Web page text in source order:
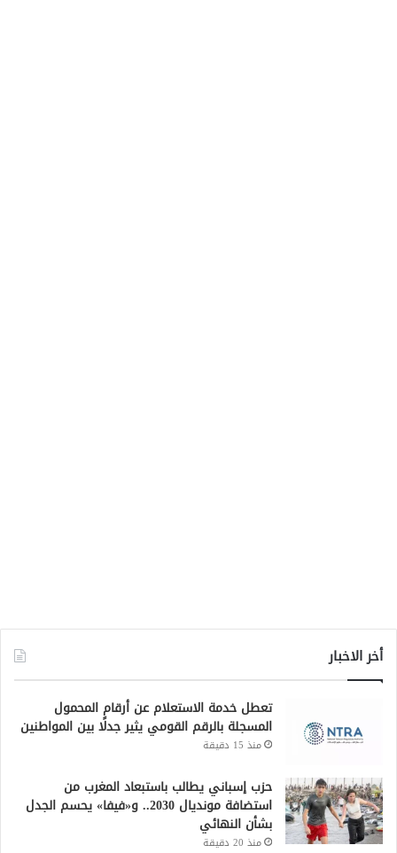
أخر الاخبار
تعطل خدمة الاستعلام عن أرقام المحمول
المسجلة بالرقم القومي يثير جدلًا بين المواطنين
منذ 15 دقيقة
حزب إسباني يطالب باستبعاد المغرب من
استضافة مونديال 2030.. و«فيفا» يحسم الجدل
بشأن النهائي
منذ 20 دقيقة